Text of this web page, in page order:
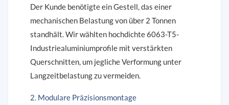
Der Kunde benötigte ein Gestell, das einer
mechanischen Belastung von über 2 Tonnen
standhält. Wir wählten hochdichte 6063-T5-
Industriealuminiumprofile mit verstärkten
Querschnitten, um jegliche Verformung unter
Langzeitbelastung zu vermeiden.
2. Modulare Präzisionsmontage